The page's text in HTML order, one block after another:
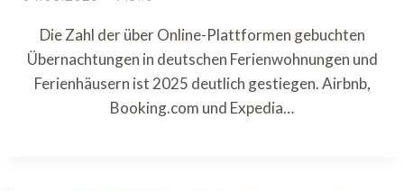
Die Zahl der über Online-Plattformen gebuchten
Übernachtungen in deutschen Ferienwohnungen und
Ferienhäusern ist 2025 deutlich gestiegen. Airbnb,
Booking.com und Expedia…